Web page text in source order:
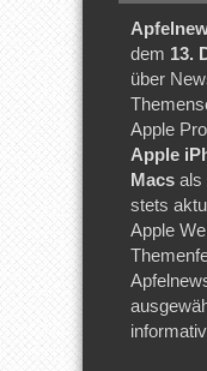
dem 13.
über
Apple
Apple
Macs als
stets
Apple